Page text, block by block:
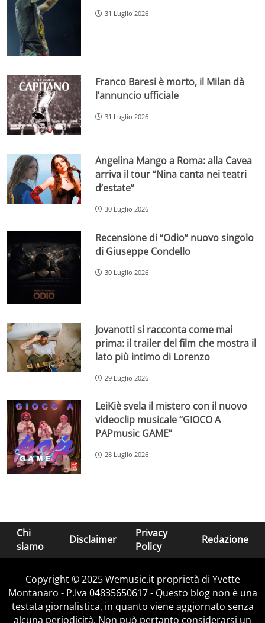
31 Luglio 2026
Franco Baresi è morto, il Milan dà
l’annuncio ufficiale
31 Luglio 2026
Angelina Mango a Roma: alla Cavea
arriva il tour “Nina canta nei teatri
d’estate”
30 Luglio 2026
Recensione di “Odio” nuovo singolo
di Giuseppe Condello
30 Luglio 2026
Jovanotti si racconta come mai
prima: il trailer del film che mostra il
lato più intimo di Lorenzo
29 Luglio 2026
LeiKiè svela il mistero con il nuovo
videoclip musicale “GIOCO A
PAPmusic GAME”
28 Luglio 2026
Chi
siamo
Disclaimer
Privacy
Policy
Redazione
Copyright © 2025 Wemusic.it proprietà di Yvette
Montanaro - P.Iva 04835650617 - Questo blog non è una
testata giornalistica, in quanto viene aggiornato senza
alcuna periodicità. Non può pertanto considerarsi un